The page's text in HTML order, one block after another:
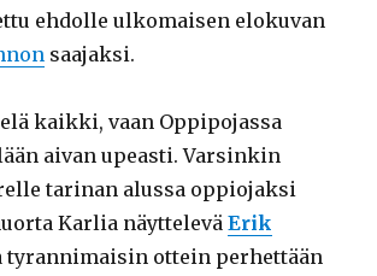
ehdolle ulkomaisen elokuvan
saajaksi.
kaikki, vaan Oppipojassa
aivan upeasti. Varsinkin
tarinan alussa oppiojaksi
Karlia näytteleväErik
tyrannimaisin ottein perhettään